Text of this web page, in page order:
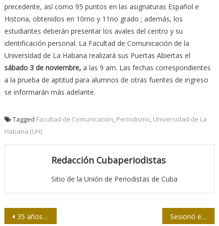
precedente, así como 95 puntos en las asignaturas Español e
Historia, obtenidos en 10mo y 11no grado ; además, los
estudiantes deberán presentar los avales del centro y su
identificación personal. La Facultad de Comunicación de la
Universidad de La Habana realizará sus Puertas Abiertas el
sábado 3 de noviembre, a las 9 am. Las fechas correspondientes
a la prueba de aptitud para alumnos de otras fuentes de ingreso
se informarán más adelante.
Tagged Facultad de Comunicación, Periodismo, Universidad de La
Habana (UH)
Redacción Cubaperiodistas
Sitio de la Unión de Periodistas de Cuba
Navegación
35 años abriendo caminos al periodismo Sesionó en Las Tunas Evento Científico de Historia de la Prensa